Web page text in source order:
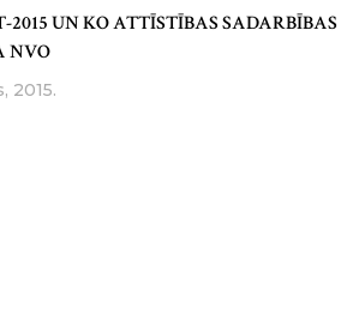
2015 UN KO ATTĪSTĪBAS SADARBĪBAS
NVO
2015.